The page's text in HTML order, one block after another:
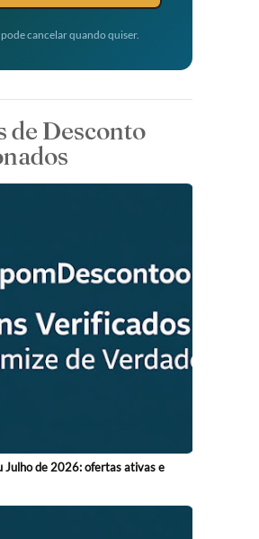
cancelar quando quiser.
de Desconto
Julho de 2026: ofertas ativas e